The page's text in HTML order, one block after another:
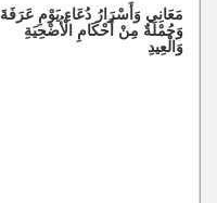
مَعَانِي وَأَسْرَارُ دُعَاءِ يَوْمِ عَرَفَةَ
وَجُمْلَةٌ مِنْ أَحْكَامِ الْأُضْحِيَةِ
وَالْعِيدِ